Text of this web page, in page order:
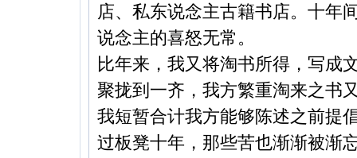
店、私东说念主古籍书店。十年
说念主的喜怒无常。
比年来，我又将淘书所得，写成
聚拢到一齐，我方繁重淘来之书
我短暂合计我方能够陈述之前提
过板凳十年，那些苦也渐渐被渐